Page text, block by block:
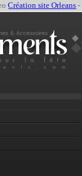
Création site Orleans -